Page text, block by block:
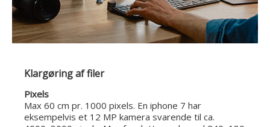
Klargøring af filer
Pixels
Max 60 cm pr. 1000 pixels. En iphone 7 har
eksempelvis et 12 MP kamera svarende til ca.